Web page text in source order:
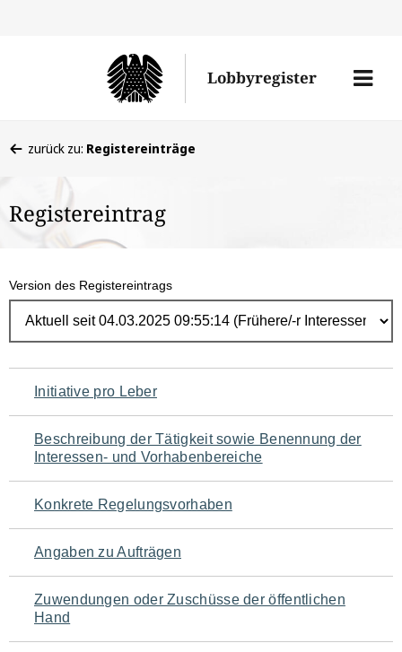
Lobbyregister
Menü
befinden
hier:
zurück zu: Registereinträge
Registereintrag
Version des Registereintrags
Navigation
für
den
Seiteninhalt
Initiative pro Leber
Beschreibung der Tätigkeit sowie Benennung der
Interessen- und Vorhabenbereiche
Konkrete Regelungsvorhaben
Angaben zu Aufträgen
Zuwendungen oder Zuschüsse der öffentlichen
Hand